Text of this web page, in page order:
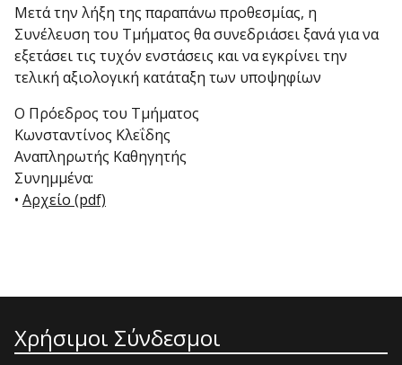
Μετά την λήξη της παραπάνω προθεσμίας, η
Συνέλευση του Τμήματος θα συνεδριάσει ξανά για να
εξετάσει τις τυχόν ενστάσεις και να εγκρίνει την
τελική αξιολογική κατάταξη των υποψηφίων
Ο Πρόεδρος του Τμήματος
Κωνσταντίνος Κλεΐδης
Αναπληρωτής Καθηγητής
Συνημμένα:
• Αρχείο (pdf)
Χρήσιμοι Σύνδεσμοι